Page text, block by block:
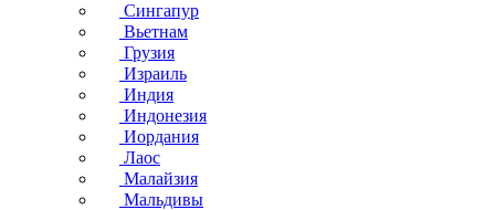
Сингапур
Вьетнам
Грузия
Израиль
Индия
Индонезия
Иордания
Лаос
Малайзия
Мальдивы